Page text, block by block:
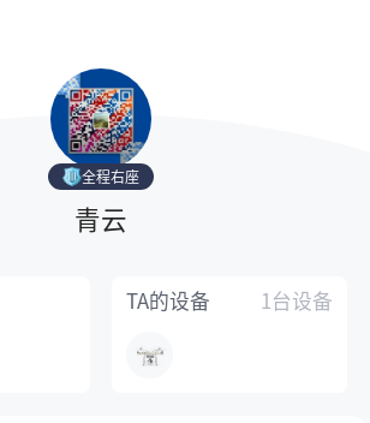
全程右座
青云
TA的设备 1台设备